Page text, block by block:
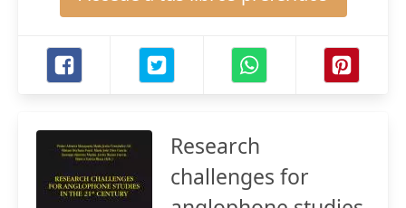
Research
challenges for